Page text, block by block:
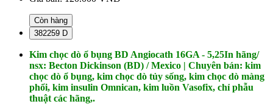
Còn hàng
382259 D
Kim chọc dò ổ bụng BD Angiocath 16GA - 5,25In hãng/
nsx: Becton Dickinson (BD) / Mexico | Chuyên bán: kim
chọc dò ổ bụng, kim chọc dò tủy sống, kim chọc dò màng
phổi, kim insulin Omnican, kim luồn Vasofix, chỉ phẫu
thuật các hãng,.